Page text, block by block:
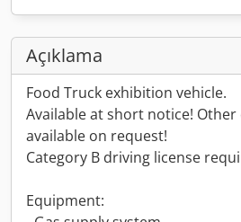
Açıklama
Food Truck exhibition vehicle.
Available at short notice!
available on request!
Category B driving license
Equipment: